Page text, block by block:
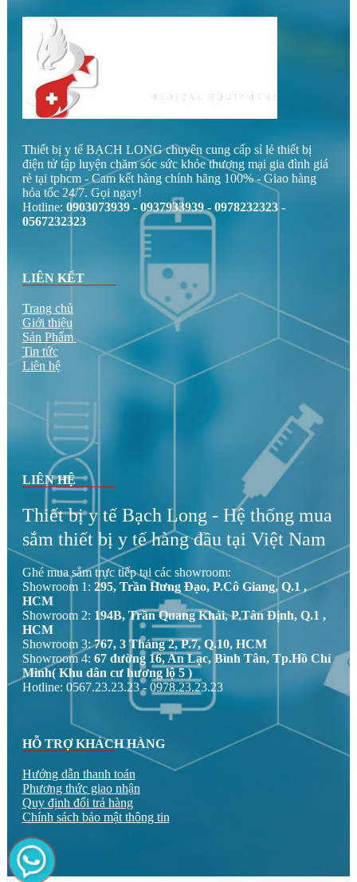
Thiết bị y tế BẠCH LONG chuyên cung cấp sỉ lẻ thiết bị
điện tử tập luyện chăm sóc sức khỏe thương mại gia đình giá
rẻ tại tphcm - Cam kết hàng chính hãng 100% - Giao hàng
hỏa tốc 24/7. Gọi ngay!
Hotline: 0903073939 - 0937933939 - 0978232323 -
0567232323
LIÊN KẾT
Trang chủ
Giới thiệu
Sản Phẩm
Tin tức
Liên hệ
LIÊN HỆ
Thiết bị y tế Bạch Long - Hệ thống mua
sắm thiết bị y tế hàng đầu tại Việt Nam
Ghé mua sắm trực tiếp tại các showroom:
Showroom 1: 295, Trần Hưng Đạo, P.Cô Giang, Q.1 ,
HCM
Showroom 2: 194B, Trần Quang Khải, P.Tân Định, Q.1 ,
HCM
Showroom 3:767, 3 Tháng 2, P.7, Q.10, HCM
Showroom 4: 67 đường 16, An Lạc, Bình Tân, Tp.Hồ Chí
Minh( Khu dân cư hương lộ 5 )
Hotline: 0567.23.23.23 - 0978.23.23.23
HỖ TRỢ KHÁCH HÀNG
Hướng dẫn thanh toán
Phương thức giao nhận
Quy định đổi trả hàng
Chính sách bảo mật thông tin